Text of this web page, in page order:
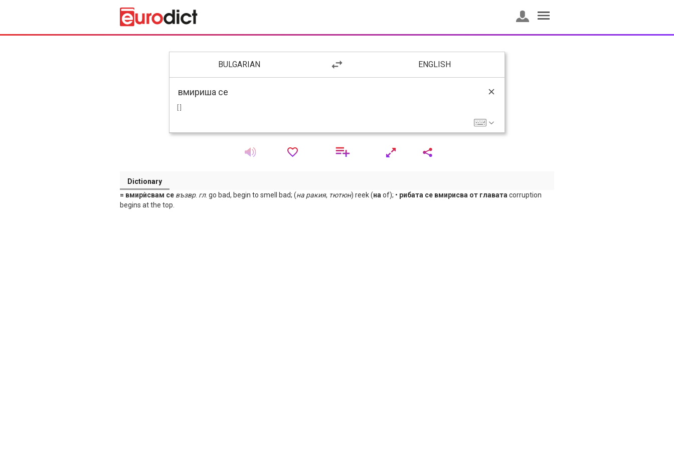
BULGARIAN ENGLISH
Dictionary
= вмирѝсвам се възвр. гл. go bad, begin to smell bad; (на ракия, тютюн) reek (на of); • рибата се вмирисва от главата corruption
begins at the top.